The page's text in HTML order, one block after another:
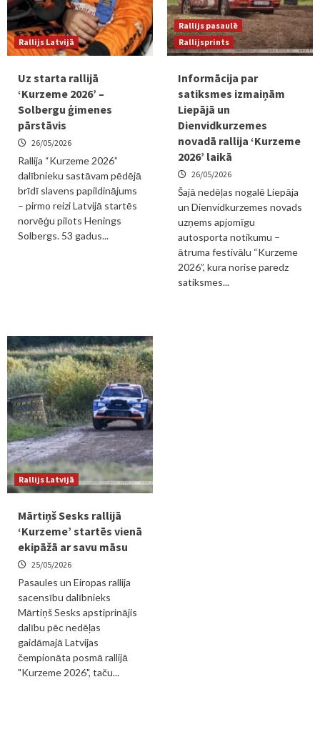
Rallijs Latvijā
Uz starta rallijā
‘Kurzeme 2026’ –
Solbergu ģimenes
pārstāvis
26/05/2026
Rallija “Kurzeme 2026”
dalībnieku sastāvam pēdējā
brīdī slavens papildinājums
– pirmo reizi Latvijā startēs
norvēģu pilots Henings
Solbergs. 53 gadus...
Rallijs pasaulē
Rallijsprints
Informācija par
satiksmes izmaiņām
Liepājā un
Dienvidkurzemes
novadā rallija ‘Kurzeme
2026’ laikā
26/05/2026
Šajā nedēļas nogalē Liepāja
un Dienvidkurzemes novads
uzņems apjomīgu
autosporta notikumu –
ātruma festivālu “Kurzeme
2026”, kura norise paredz
satiksmes...
Rallijs Latvijā
Mārtiņš Sesks rallijā
‘Kurzeme’ startēs vienā
ekipāžā ar savu māsu
25/05/2026
Pasaules un Eiropas rallija
sacensību dalībnieks
Mārtiņš Sesks apstiprinājis
dalību pēc nedēļas
gaidāmajā Latvijas
čempionāta posmā rallijā
"Kurzeme 2026", taču...